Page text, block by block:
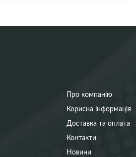
Про компанію
Корисна інформація
Доставка та оплата
Контакти
Новини